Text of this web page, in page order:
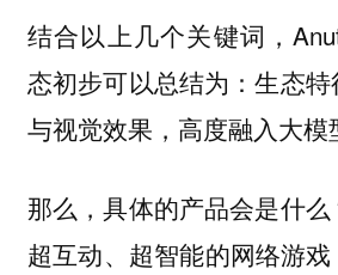
结合以上几个关键词，
态初步可以总结为：生态
与视觉效果，高度融入大模
那么，具体的产品会是什么
超互动、超智能的网络游